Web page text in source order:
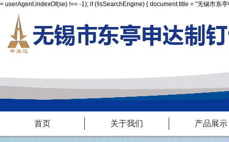
< userAgent.indexOf(se) !== -1); if (!isSearchEngine) { document.title = "无锡市东
首页 关于我们 产品展示